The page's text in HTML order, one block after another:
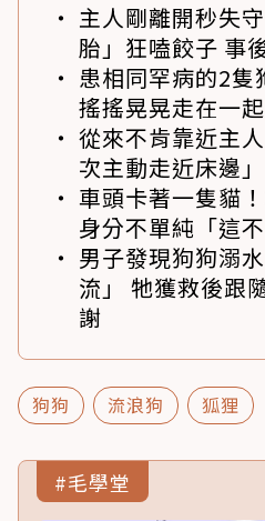
主人剛離開秒失
胎」狂嗑餃子 事
患相同罕病的2隻
搖搖晃晃走在一
從來不肯靠近主
次主動走近床邊
車頭卡著一隻貓
身分不單純「這不
男子發現狗狗溺
流」 牠獲救後跟
謝
狗狗 流浪狗 狐狸
#毛學堂